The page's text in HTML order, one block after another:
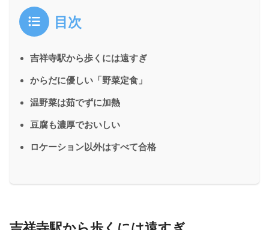
目次
吉祥寺駅から歩くには遠すぎ
からだに優しい「野菜定食」
温野菜は茹でずに加熱
豆腐も濃厚でおいしい
ロケーション以外はすべて合格